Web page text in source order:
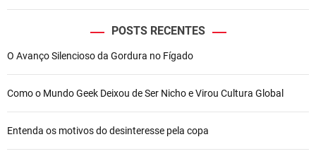
POSTS RECENTES
O Avanço Silencioso da Gordura no Fígado
Como o Mundo Geek Deixou de Ser Nicho e Virou Cultura Global
Entenda os motivos do desinteresse pela copa